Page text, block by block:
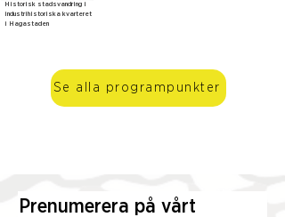
Historisk stadsvandring i
industrihistoriska kvarteret
i Hagastaden
Se alla programpunkter
Prenumerera på vårt